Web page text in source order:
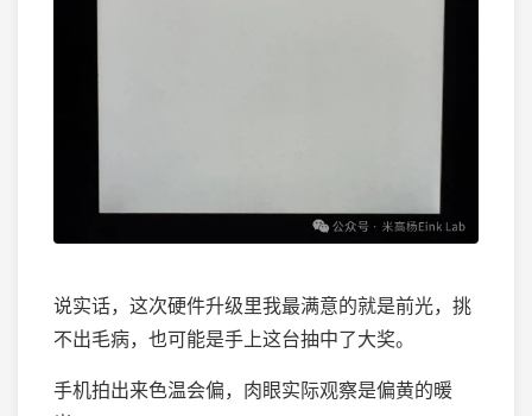
说实话，这次硬件升级里我最满意的就是前光，挑
不出毛病，也可能是手上这台抽中了大奖。
手机拍出来色温会偏，肉眼实际观察是偏黄的暖